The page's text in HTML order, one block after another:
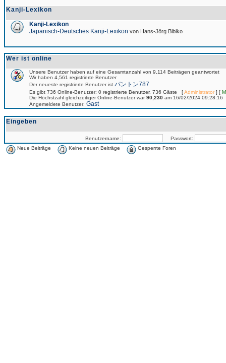
Kanji-Lexikon
Kanji-Lexikon
Japanisch-Deutsches Kanji-Lexikon von Hans-Jörg Bibiko
Wer ist online
Unsere Benutzer haben auf eine Gesamtanzahl von 9,114 Beiträgen geantwortet
Wir haben 4,561 registrierte Benutzer
Der neueste registrierte Benutzer ist パントン787
Es gibt 736 Online-Benutzer: 0 registrierte Benutzer, 736 Gäste [Administrator] [
Die Höchstzahl gleichzeitiger Online-Benutzer war90,230 am 16/02/2024 09:28:16
Angemeldete Benutzer: Gast
Eingeben
Benutzername:
Passwort:
Neue Beiträge
Keine neuen Beiträge Gesperrte Foren